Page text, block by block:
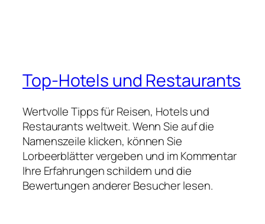
Top-Hotels und Restaurants
Wertvolle Tipps für Reisen, Hotels und
Restaurants weltweit. Wenn Sie auf die
Namenszeile klicken, können Sie
Lorbeerblätter vergeben und im Kommentar
Ihre Erfahrungen schildern und die
Bewertungen anderer Besucher lesen.